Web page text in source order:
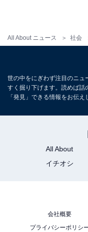
All About ニュース 社会
世の中をにぎわず注目のニュ
すく掘り下げます。読めば話
「発見」できる情報をお伝え
All About
イチオシ
会社概要
プライバシーポリシ